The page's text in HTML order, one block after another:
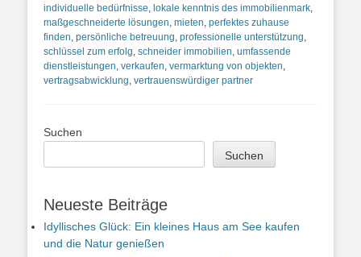
individuelle bedürfnisse, lokale kenntnis des immobilienmark,
maßgeschneiderte lösungen, mieten, perfektes zuhause
finden, persönliche betreuung, professionelle unterstützung,
schlüssel zum erfolg, schneider immobilien, umfassende
dienstleistungen, verkaufen, vermarktung von objekten,
vertragsabwicklung, vertrauenswürdiger partner
Suchen
Suchen
Neueste Beiträge
Idyllisches Glück: Ein kleines Haus am See kaufen
und die Natur genießen